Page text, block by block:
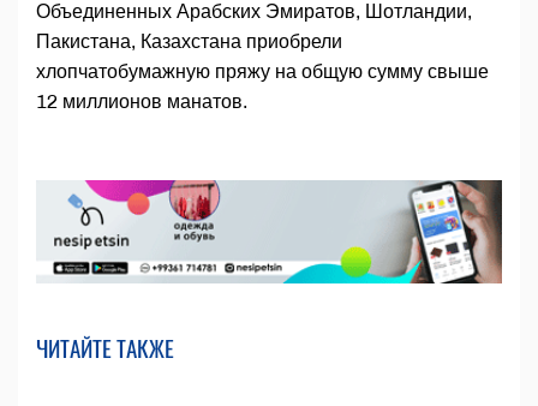
Объединенных Арабских Эмиратов, Шотландии,
Пакистана, Казахстана приобрели
хлопчатобумажную пряжу на общую сумму свыше
12 миллионов манатов.
ЧИТАЙТЕ ТАКЖЕ